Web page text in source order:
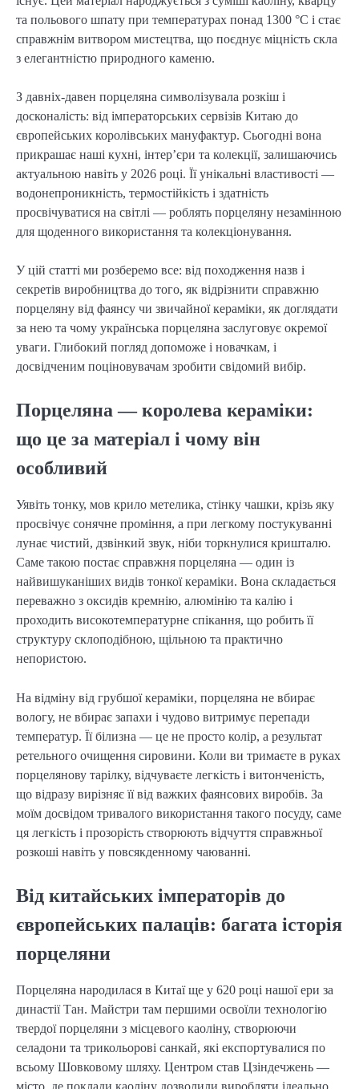
та польового шпату при температурах понад 1300 °C і стає
справжнім витвором мистецтва, що поєднує міцність скла
з елегантністю природного каменю.
З давніх-давен порцеляна символізувала розкіш і
досконалість: від імператорських сервізів Китаю до
європейських королівських мануфактур. Сьогодні вона
прикрашає наші кухні, інтер’єри та колекції, залишаючись
актуальною навіть у 2026 році. Її унікальні властивості —
водонепроникність, термостійкість і здатність
просвічуватися на світлі — роблять порцеляну незамінною
для щоденного використання та колекціонування.
У цій статті ми розберемо все: від походження назв і
секретів виробництва до того, як відрізнити справжню
порцеляну від фаянсу чи звичайної кераміки, як доглядати
за нею та чому українська порцеляна заслуговує окремої
уваги. Глибокий погляд допоможе і новачкам, і
досвідченим поціновувачам зробити свідомий вибір.
Порцеляна — королева кераміки:
що це за матеріал і чому він
особливий
Уявіть тонку, мов крило метелика, стінку чашки, крізь яку
просвічує сонячне проміння, а при легкому постукуванні
лунає чистий, дзвінкий звук, ніби торкнулися кришталю.
Саме такою постає справжня порцеляна — один із
найвишуканіших видів тонкої кераміки. Вона складається
переважно з оксидів кремнію, алюмінію та калію і
проходить високотемпературне спікання, що робить її
структуру склоподібною, щільною та практично
непористою.
На відміну від грубшої кераміки, порцеляна не вбирає
вологу, не вбирає запахи і чудово витримує перепади
температур. Її білизна — це не просто колір, а результат
ретельного очищення сировини. Коли ви тримаєте в руках
порцелянову тарілку, відчуваєте легкість і витонченість,
що відразу вирізняє її від важких фаянсових виробів. За
моїм досвідом тривалого використання такого посуду, саме
ця легкість і прозорість створюють відчуття справжньої
розкоші навіть у повсякденному чаюванні.
Від китайських імператорів до
європейських палаців: багата історія
порцеляни
Порцеляна народилася в Китаї ще у 620 році нашої ери за
династії Тан. Майстри там першими освоїли технологію
твердої порцеляни з місцевого каоліну, створюючи
селадони та трикольорові санкай, які експортувалися по
всьому Шовковому шляху. Центром став Цзіндечжень —
місто, де поклади каоліну дозволили виробляти ідеально